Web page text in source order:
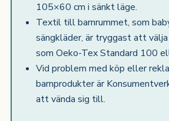
105×60 cm i sänkt läge.
Textil till barnrummet, som
sängkläder, är tryggast att
som Oeko-Tex Standard 100
Vid problem med köp eller
barnprodukter är
att vända sig till.